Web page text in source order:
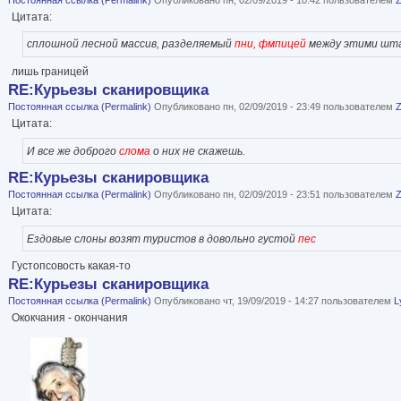
Цитата:
сплошной лесной массив, разделяемый пни, фмпицеймежду этими
лишь границей
RE:Курьезы сканировщика
Постоянная ссылка (Permalink) Опубликовано пн, 02/09/2019 - 23:49 пользователем
Цитата:
И все же доброго слома о них не скажешь.
RE:Курьезы сканировщика
Постоянная ссылка (Permalink) Опубликовано пн, 02/09/2019 - 23:51 пользователем
Цитата:
Ездовые слоны возят туристов в довольно густой пес
Густопсовость какая-то
RE:Курьезы сканировщика
Постоянная ссылка (Permalink) Опубликовано чт, 19/09/2019 - 14:27 пользователем
Ококчания - окончания